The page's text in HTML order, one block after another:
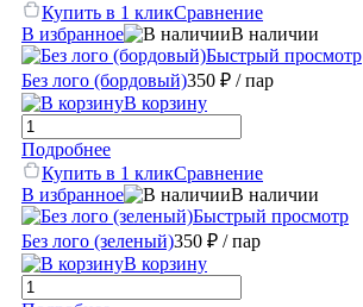
Купить в 1 кликСравнение
В избранное
В наличии
Быстрый просмотр
Без лого (бордовый)350 ₽ / пар
В корзину
Подробнее
Купить в 1 кликСравнение
В избранное
В наличии
Быстрый просмотр
Без лого (зеленый)350 ₽ / пар
В корзину